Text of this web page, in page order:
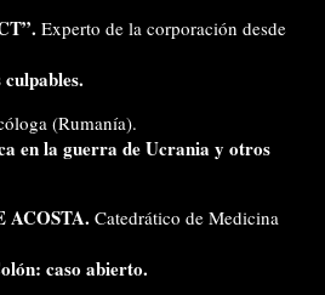
Experto de la corporación desde
(Rumanía).
en la guerra de Ucrania y otros
ACOSTA. Catedrático de Medicina
caso abierto.